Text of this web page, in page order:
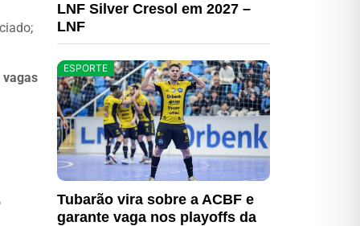
LNF Silver Cresol em 2027 –
LNF
ESPORTE
Tubarão vira sobre a ACBF e
garante vaga nos playoffs da